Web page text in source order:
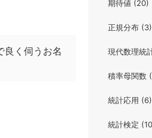
良く伺うお名
期待値 (20)
正規分布 (3)
現代数理統
積率母関数
統計応用 (6)
統計検定